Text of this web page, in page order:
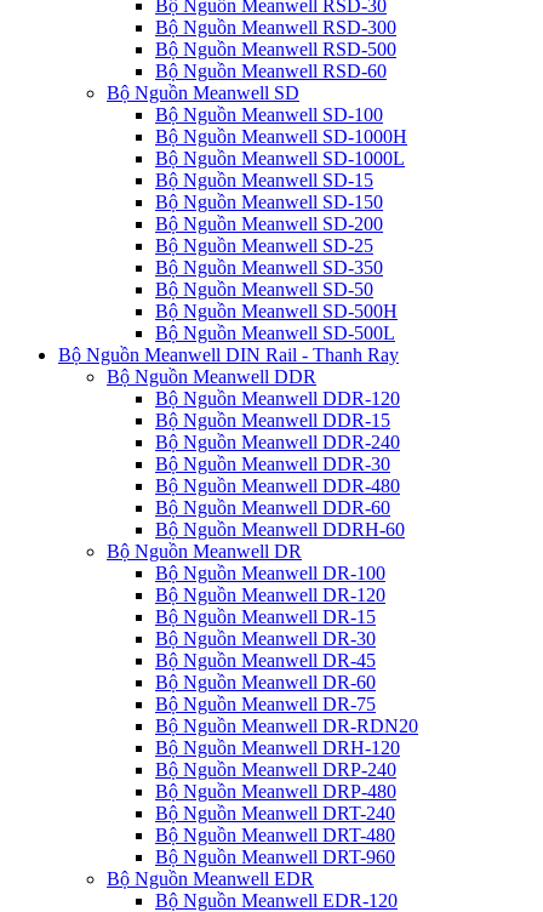
Bộ Nguồn Meanwell RSD-30
Bộ Nguồn Meanwell RSD-300
Bộ Nguồn Meanwell RSD-500
Bộ Nguồn Meanwell RSD-60
Bộ Nguồn Meanwell SD
Bộ Nguồn Meanwell SD-100
Bộ Nguồn Meanwell SD-1000H
Bộ Nguồn Meanwell SD-1000L
Bộ Nguồn Meanwell SD-15
Bộ Nguồn Meanwell SD-150
Bộ Nguồn Meanwell SD-200
Bộ Nguồn Meanwell SD-25
Bộ Nguồn Meanwell SD-350
Bộ Nguồn Meanwell SD-50
Bộ Nguồn Meanwell SD-500H
Bộ Nguồn Meanwell SD-500L
Bộ Nguồn Meanwell DIN Rail - Thanh Ray
Bộ Nguồn Meanwell DDR
Bộ Nguồn Meanwell DDR-120
Bộ Nguồn Meanwell DDR-15
Bộ Nguồn Meanwell DDR-240
Bộ Nguồn Meanwell DDR-30
Bộ Nguồn Meanwell DDR-480
Bộ Nguồn Meanwell DDR-60
Bộ Nguồn Meanwell DDRH-60
Bộ Nguồn Meanwell DR
Bộ Nguồn Meanwell DR-100
Bộ Nguồn Meanwell DR-120
Bộ Nguồn Meanwell DR-15
Bộ Nguồn Meanwell DR-30
Bộ Nguồn Meanwell DR-45
Bộ Nguồn Meanwell DR-60
Bộ Nguồn Meanwell DR-75
Bộ Nguồn Meanwell DR-RDN20
Bộ Nguồn Meanwell DRH-120
Bộ Nguồn Meanwell DRP-240
Bộ Nguồn Meanwell DRP-480
Bộ Nguồn Meanwell DRT-240
Bộ Nguồn Meanwell DRT-480
Bộ Nguồn Meanwell DRT-960
Bộ Nguồn Meanwell EDR
Bộ Nguồn Meanwell EDR-120